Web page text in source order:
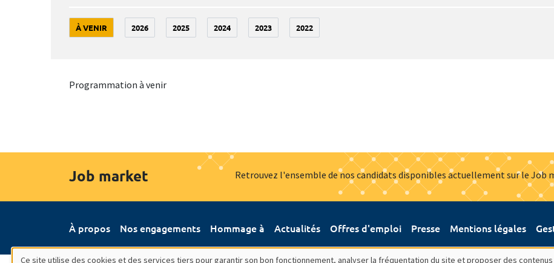
À VENIR 2026 2025 2024 2023 2022
Programmation à venir
Job market Retrouvez l'ensemble de nos candidats disponibles actuellement sur le Job
À propos Nos engagements Hommage à Actualités Offres d'emploi Presse Mentions légales
Ce site utilise des cookies et des services tiers pour garantir son bon fonctionnement, analyser la fréquentation du site et proposer des